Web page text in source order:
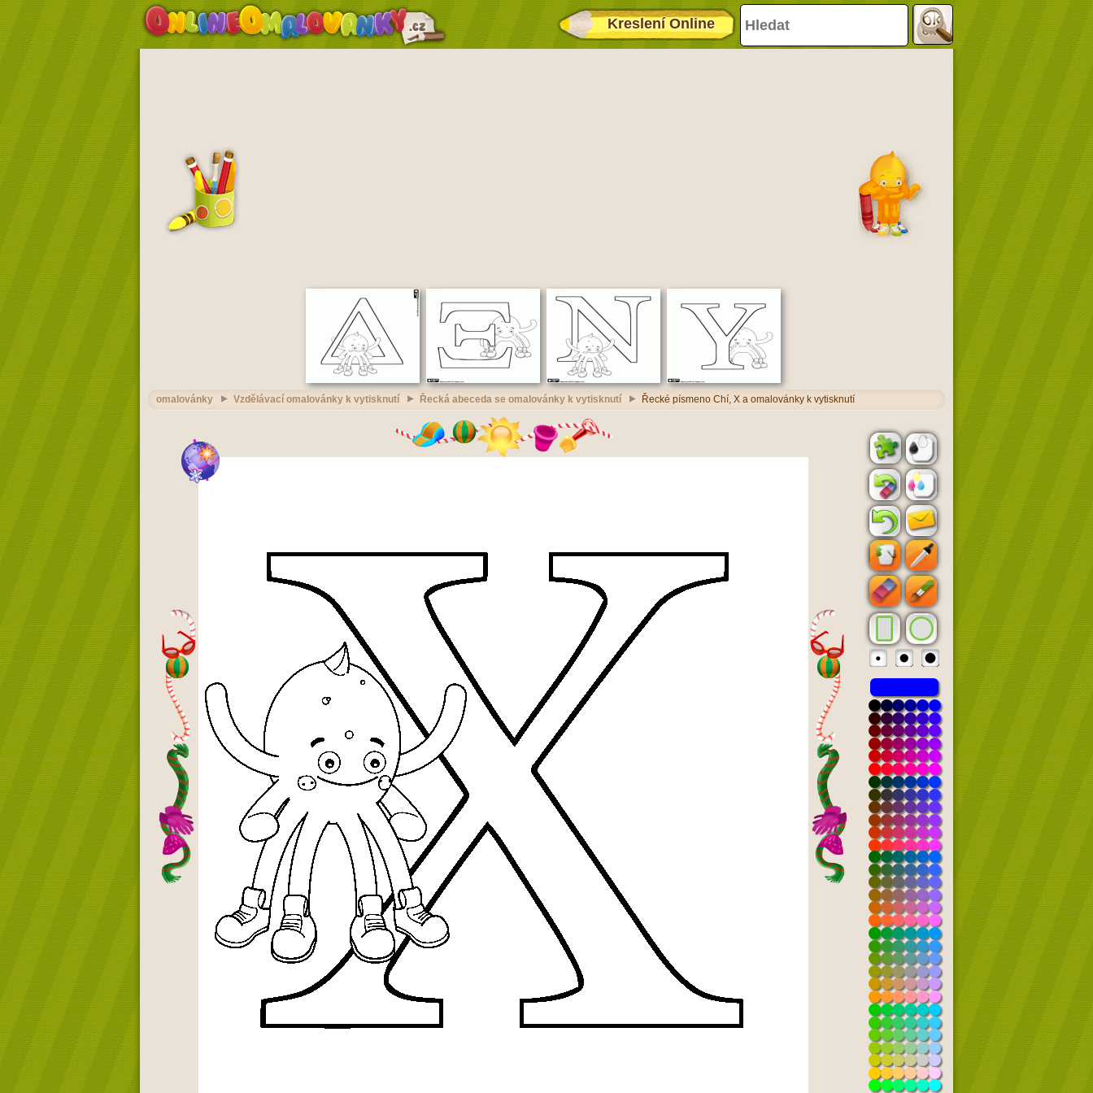
Kreslení Online
omalovánky Vzdělávací omalovánky k vytisknutí Řecká abeceda se omalovánky k vytisknutí Řecké písmeno Chí, Χ a omalovánky k vytisknutí